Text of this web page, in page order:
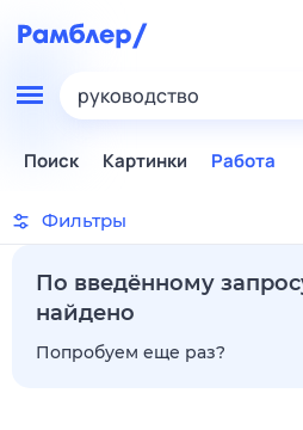
руководство
Поиск Картинки Работа
Фильтры
По введённому
найдено
Попробуем еще раз?